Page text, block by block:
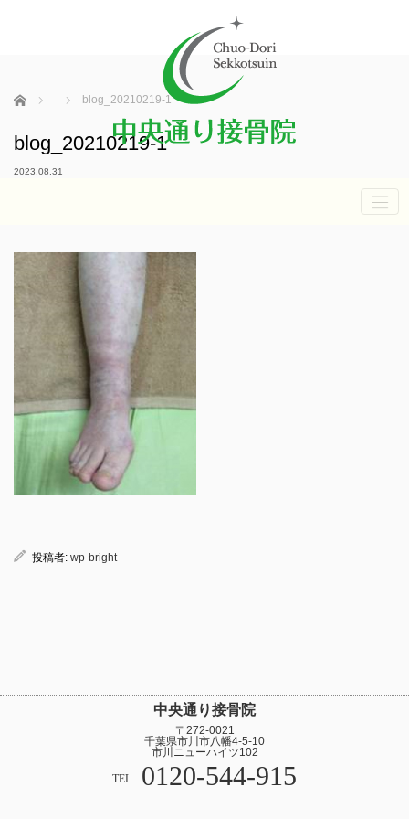
ホーム blog_20210219-1
blog_20210219-1
2023.08.31
投稿者: wp-bright
中央通り接骨院
〒272-0021
千葉県市川市八幡4-5-10
市川ニューハイツ102
TEL. 0120-544-915